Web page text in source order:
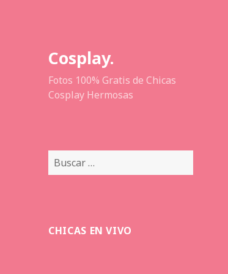
Cosplay.
Fotos 100% Gratis de Chicas
Cosplay Hermosas
Buscar:
CHICAS EN VIVO